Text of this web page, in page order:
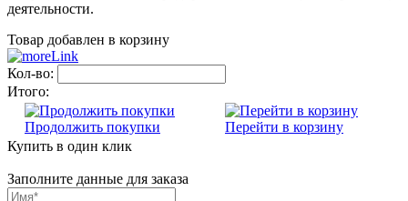
деятельности.
Товар добавлен в корзину
Кол-во:
Итого:
Продолжить покупки
Перейти в корзину
Купить в один клик
Заполните данные для заказа